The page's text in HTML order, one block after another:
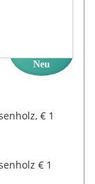
Neu
€ 1
€ 1